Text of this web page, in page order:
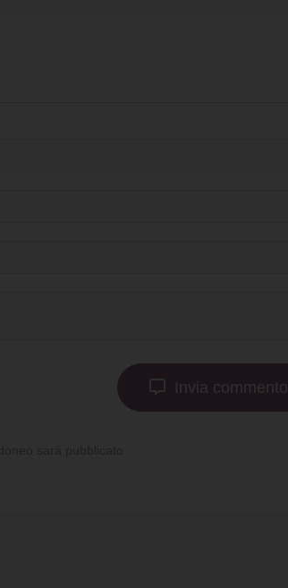
Invia commento